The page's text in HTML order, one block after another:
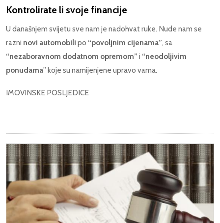
Kontrolirate li svoje financije
U današnjem svijetu sve nam je nadohvat ruke. Nude nam se
razni novi automobili po “povoljnim cijenama”, sa
“nezaboravnom dodatnom opremom” i “neodoljivim
ponudama” koje su namijenjene upravo vama.
IMOVINSKE POSLJEDICE